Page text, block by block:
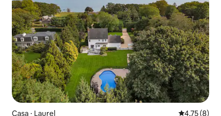
Casa ⋅ Laurel 4,75 de
4,75 (8)